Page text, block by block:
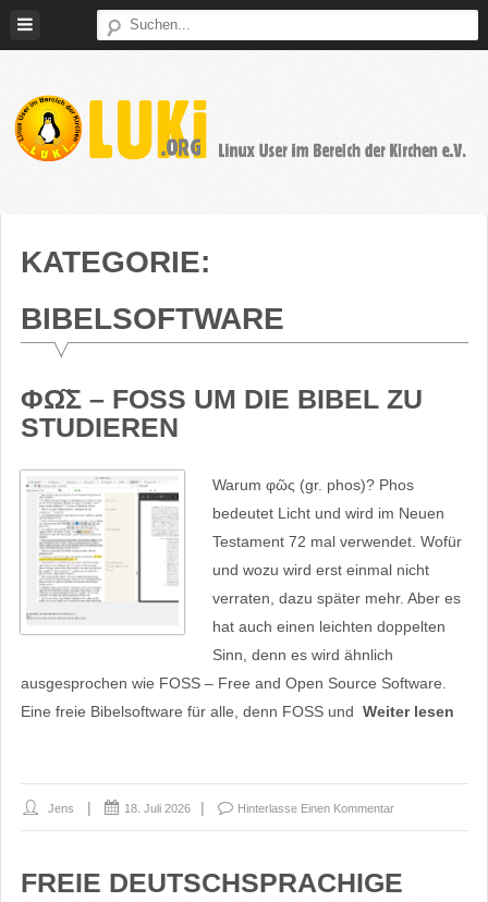
Bereich
Kirchen
KATEGORIE:
BIBELSOFTWARE
ΦΩ͂Σ – FOSS UM DIE BIBEL ZU S
TUDIEREN
Warum φῶς (gr. phos)? Phos
bedeutet Licht und wird im Neuen
Testament 72 mal verwendet. Wofür
und wozu wird erst einmal nicht
verraten, dazu später mehr. Aber es
hat auch einen leichten doppelten
Sinn, denn es wird ähnlich
ausgesprochen wie FOSS – Free and Open Source Software.
Eine freie Bibelsoftware für alle, denn FOSS und Weiter lesen
Jens 18. Juli 2026 Hinterlasse Einen Kommentar
FREIE DEUTSCHSPRACHIGE